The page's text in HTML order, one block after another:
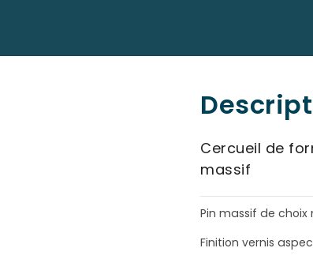
Cercueil de
massif
Pin massif de choix
Finition vernis